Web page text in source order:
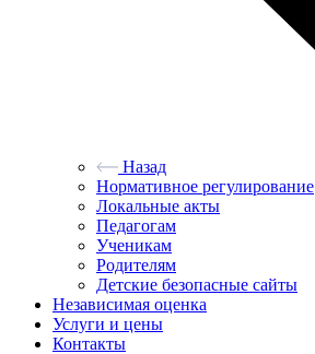
Назад
Нормативное регулирование
Локальные акты
Педагогам
Ученикам
Родителям
Детские безопасные сайты
Независимая оценка
Услуги и цены
Контакты